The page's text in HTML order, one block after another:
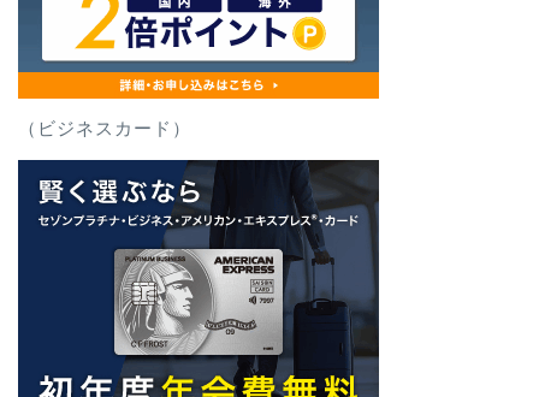
（ビジネスカード）